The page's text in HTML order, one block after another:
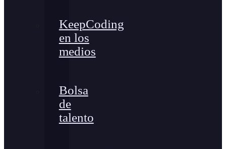
KeepCoding
en los
medios
Bolsa
de
talento